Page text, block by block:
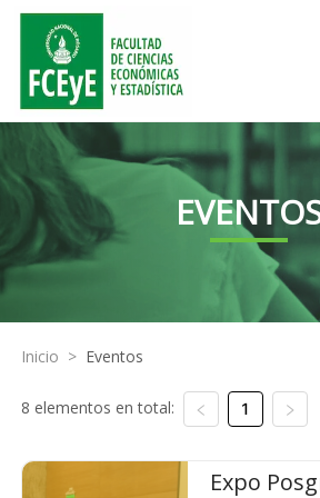
Inicio > Eventos
8 elementos en total: 1
Expo